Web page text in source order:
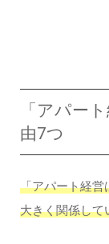
「アパー
由7つ
「アパート経営
大きく関係して